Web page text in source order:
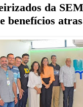
da
benefícios